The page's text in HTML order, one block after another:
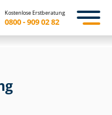
Kostenlose Erstberatung
0800 - 909 02 82